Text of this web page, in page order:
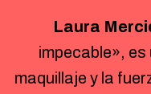
Laura
impecable»,
maquillaje y la